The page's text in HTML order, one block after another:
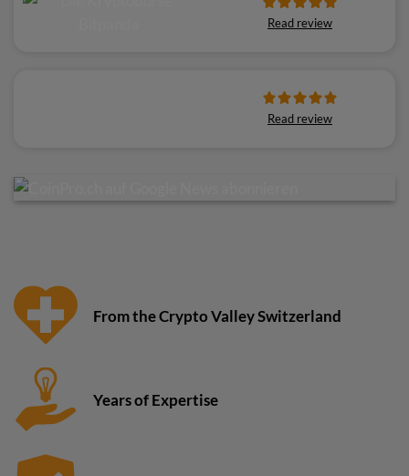
Read review
Read review
From the Crypto Valley Switzerland
Years of Expertise